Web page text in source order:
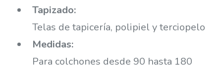
Tapizado:
Telas de tapicería, polipiel y terciopelo
Medidas:
Para colchones desde 90 hasta 180